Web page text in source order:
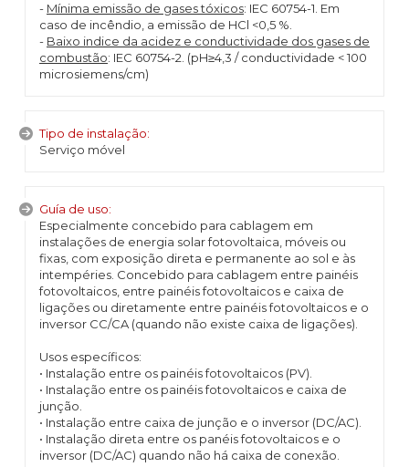
- Mínima emissão de gases tóxicos: IEC 60754-1. Em
caso de incêndio, a emissão de HCl <0,5 %.
- Baixo indice da acidez e conductividade dos gases de
combustão: IEC 60754-2. (pH≥4,3 / conductividade < 100
microsiemens/cm)
Tipo de instalação:
Serviço móvel
Guía de uso:
Especialmente concebido para cablagem em
instalações de energia solar fotovoltaica, móveis ou
fixas, com exposição direta e permanente ao sol e às
intempéries. Concebido para cablagem entre painéis
fotovoltaicos, entre painéis fotovoltaicos e caixa de
ligações ou diretamente entre painéis fotovoltaicos e o
inversor CC/CA (quando não existe caixa de ligações).
Usos específicos:
• Instalação entre os painéis fotovoltaicos (PV).
• Instalação entre os painéis fotovoltaicos e caixa de
junção.
• Instalação entre caixa de junção e o inversor (DC/AC).
• Instalação direta entre os panéis fotovoltaicos e o
inversor (DC/AC) quando não há caixa de conexão.